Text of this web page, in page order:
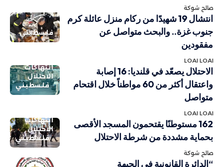
صالح شوكة
فلسطيني
انتشال 19 شهيدًا من ركام منزل عائلة كرم
جنوب غزة.. والبحث متواصل عن
مفقودين
LOAI LOAI
انتهاكات
الاحتلال
فلسطيني
الاحتلال يصعّد في قلنديا: 16 إصابة
واعتقال أكثر من 60 مواطناً خلال اقتحام
متواصل
LOAI LOAI
انتهاكات
الاحتلال
فلسطيني
162 مستوطنًا يقتحمون المسجد الأقصى
بحماية مشددة من شرطة الاحتلال
صالح شوكة
“الدائرة القانونية في الجبهة